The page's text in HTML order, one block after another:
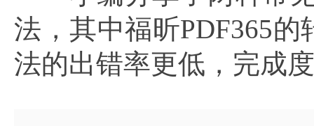
法，其中福昕PDF365
法的出错率更低，完成